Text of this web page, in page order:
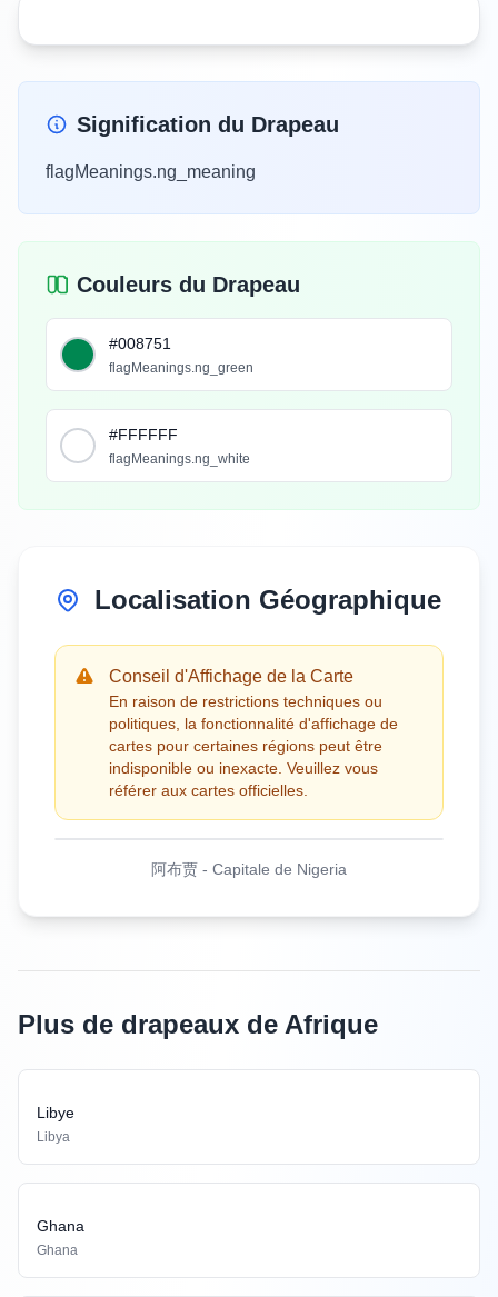
Signification du Drapeau
flagMeanings.ng_meaning
Couleurs du Drapeau
#008751
flagMeanings.ng_green
#FFFFFF
flagMeanings.ng_white
Localisation Géographique
Conseil d'Affichage de la Carte
En raison de restrictions techniques ou
politiques, la fonctionnalité d'affichage de
cartes pour certaines régions peut être
indisponible ou inexacte. Veuillez vous
référer aux cartes officielles.
阿布贾 - Capitale de Nigeria
Plus de drapeaux de Afrique
Libye
Libya
Ghana
Ghana